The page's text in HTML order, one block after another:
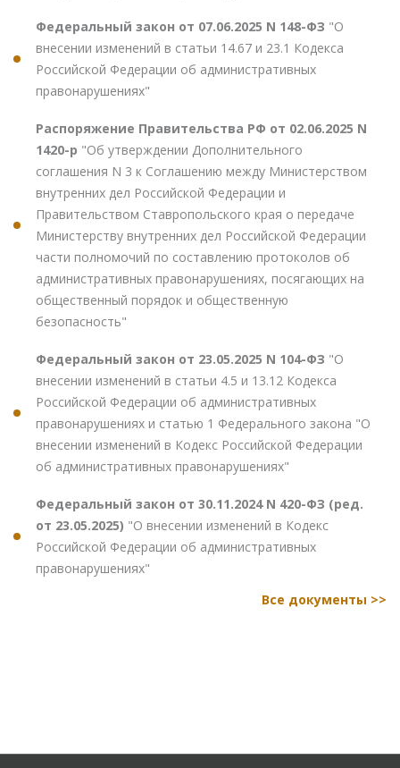
Федеральный закон от 07.06.2025 N 148-ФЗ "О
внесении изменений в статьи 14.67 и 23.1 Кодекса
Российской Федерации об административных
правонарушениях"
Распоряжение Правительства РФ от 02.06.2025 N
1420-р "Об утверждении Дополнительного
соглашения N 3 к Соглашению между Министерством
внутренних дел Российской Федерации и
Правительством Ставропольского края о передаче
Министерству внутренних дел Российской Федерации
части полномочий по составлению протоколов об
административных правонарушениях, посягающих на
общественный порядок и общественную
безопасность"
Федеральный закон от 23.05.2025 N 104-ФЗ "О
внесении изменений в статьи 4.5 и 13.12 Кодекса
Российской Федерации об административных
правонарушениях и статью 1 Федерального закона "О
внесении изменений в Кодекс Российской Федерации
об административных правонарушениях"
Федеральный закон от 30.11.2024 N 420-ФЗ (ред.
от 23.05.2025) "О внесении изменений в Кодекс
Российской Федерации об административных
правонарушениях"
Все документы >>